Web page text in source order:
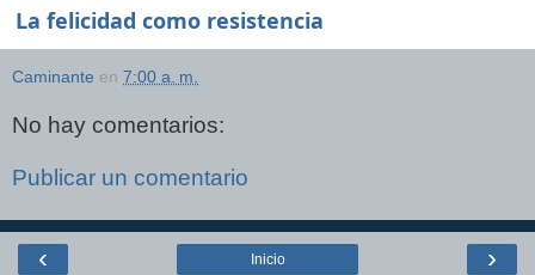
La felicidad como resistencia
Caminante en 7:00 a. m.
No hay comentarios:
Publicar un comentario
‹ ›
Inicio